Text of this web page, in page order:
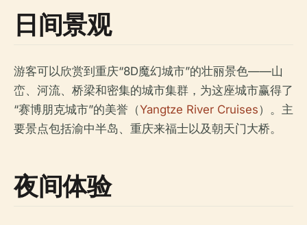
日间景观
游客可以欣赏到重庆“8D魔幻城市”的壮丽景色——山
峦、河流、桥梁和密集的城市集群，为这座城市赢得了
“赛博朋克城市”的美誉（Yangtze River Cruises）。主
要景点包括渝中半岛、重庆来福士以及朝天门大桥。
夜间体验